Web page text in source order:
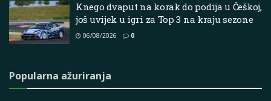
Knego dvaput na korak do podija u Češkoj,
još uvijek u igri za Top 3 na kraju sezone
06/08/2026 0
Popularna ažuriranja